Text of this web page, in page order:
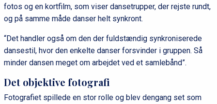
fotos og en kortfilm, som viser dansetrupper, der rejste rundt,
og på samme måde danser helt synkront.
“Det handler også om den der fuldstændig synkroniserede
dansestil, hvor den enkelte danser forsvinder i gruppen. Så
minder dansen meget om arbejdet ved et samlebånd”.
Det objektive fotografi
Fotografiet spillede en stor rolle og blev dengang set som